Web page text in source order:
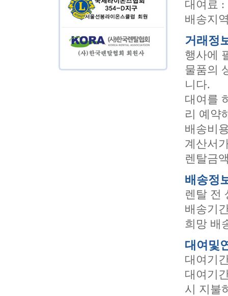
대여료
배송지
거래정
행사에
물품의
니다.
대여를
리 예약
배송비
계산서
렌탈금
배송정
렌탈 전
배송기
희망 배
대여및
대여기
대여기
시 지불